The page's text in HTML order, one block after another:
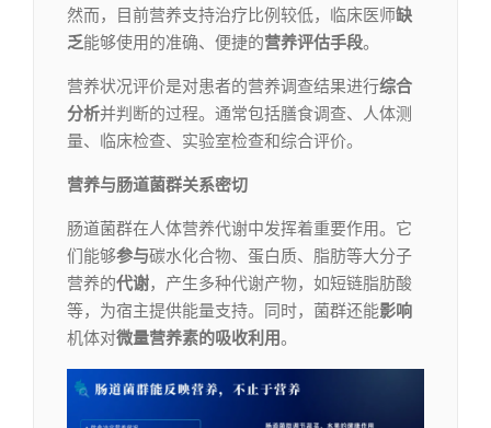
然而，目前营养支持治疗比例较低，临床医师缺
乏能够使用的准确、便捷的营养评估手段。
营养状况评价是对患者的营养调查结果进行综合
分析并判断的过程。通常包括膳食调查、人体测
量、临床检查、实验室检查和综合评价。
营养与肠道菌群关系密切
肠道菌群在人体营养代谢中发挥着重要作用。它
们能够参与碳水化合物、蛋白质、脂肪等大分子
营养的代谢，产生多种代谢产物，如短链脂肪酸
等，为宿主提供能量支持。同时，菌群还能影响
机体对微量营养素的吸收利用。